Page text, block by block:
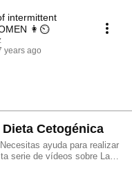
intermittent
👩⏲️
years ago
Cetogénica
ayuda para realizar
serie de vídeos sobre La